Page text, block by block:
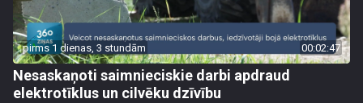
pirms 1 dienas, 3 stundām 00:02:47
Nesaskaņoti saimnieciskie darbi apdraud
elektrotīklus un cilvēku dzīvību